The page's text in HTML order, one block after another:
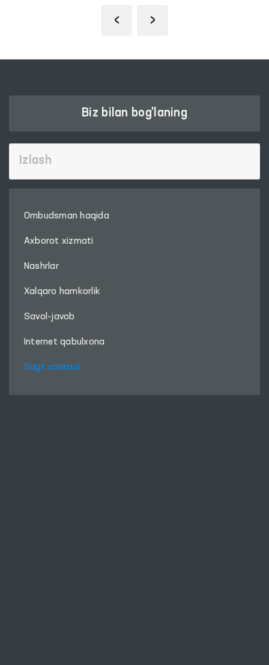
‹ ›
Biz bilan bog'laning
Ombudsman haqida
Axborot xizmati
Nashrlar
Xalqaro hamkorlik
Savol-javob
Internet qabulxona
Sayt xaritasi